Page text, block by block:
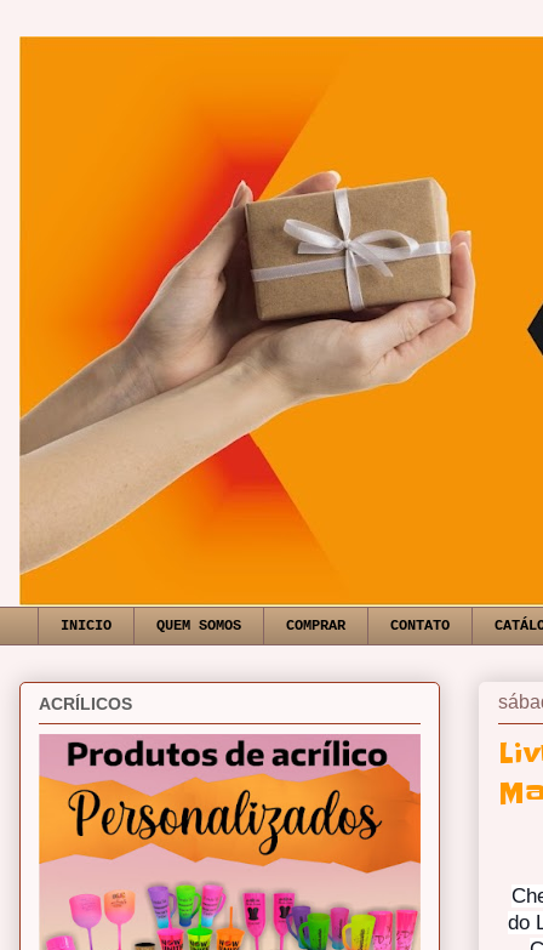
INICIO QUEM SOMOS COMPRAR CONTATO
do
ACRÍLICOS